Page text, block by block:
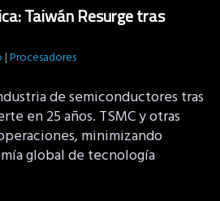
Taiwán Resurge tras
|Procesadores
de semiconductores tras
en 25 años. TSMC y otras
minimizando
global de tecnología